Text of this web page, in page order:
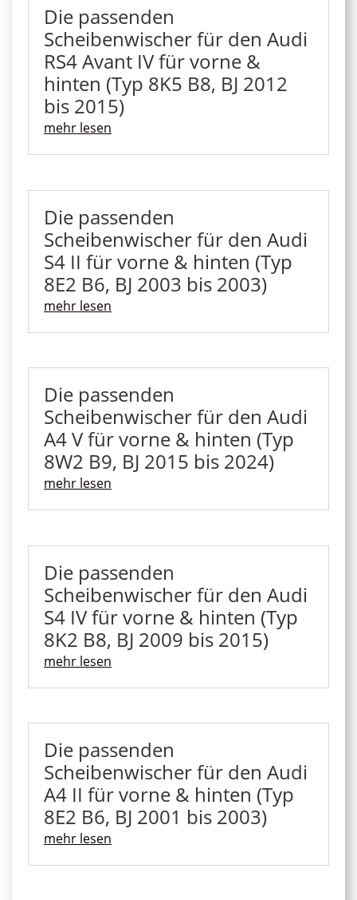
Die passenden
Scheibenwischer für den Audi
RS4 Avant IV für vorne &
hinten (Typ 8K5 B8, BJ 2012
bis 2015)
mehr lesen
Die passenden
Scheibenwischer für den Audi
S4 II für vorne & hinten (Typ
8E2 B6, BJ 2003 bis 2003)
mehr lesen
Die passenden
Scheibenwischer für den Audi
A4 V für vorne & hinten (Typ
8W2 B9, BJ 2015 bis 2024)
mehr lesen
Die passenden
Scheibenwischer für den Audi
S4 IV für vorne & hinten (Typ
8K2 B8, BJ 2009 bis 2015)
mehr lesen
Die passenden
Scheibenwischer für den Audi
A4 II für vorne & hinten (Typ
8E2 B6, BJ 2001 bis 2003)
mehr lesen